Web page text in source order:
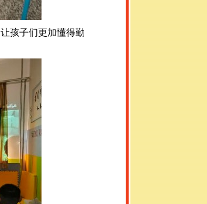
孩子们更加懂得勤